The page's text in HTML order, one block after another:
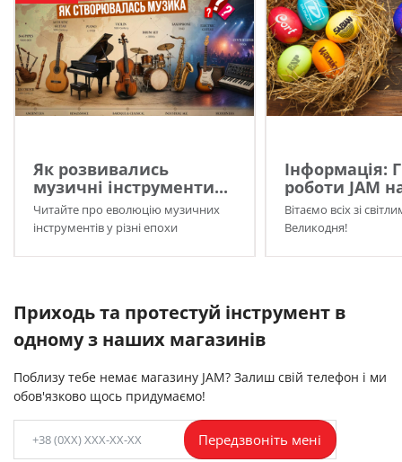
Як розвивались
музичні інструменти...
Читайте про еволюцію музичних
інструментів у різні епохи
Інформація:
роботи JAM
Вітаємо всіх зі
Великодня!
Приходь та протестуй інструмент в
одному з наших магазинів
Поблизу тебе немає магазину JAM? Залиш свій телефон і ми
обов'язково щось придумаємо!
Передзвоніть мені